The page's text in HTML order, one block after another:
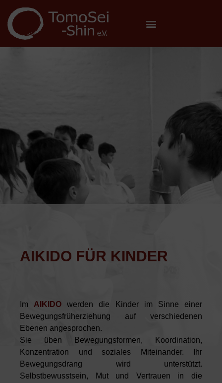
AIKIDO FÜR KINDER
Im AIKIDO werden die Kinder im Sinne einer
Bewegungsfrüherziehung auf verschiedenen
Ebenen angesprochen.
Sie üben Bewegungsformen, Koordination,
Konzentration und soziales Miteinander. Ihr
Bewegungsdrang wird unterstützt.
Selbstbewusstsein, Mut und Vertrauen in die